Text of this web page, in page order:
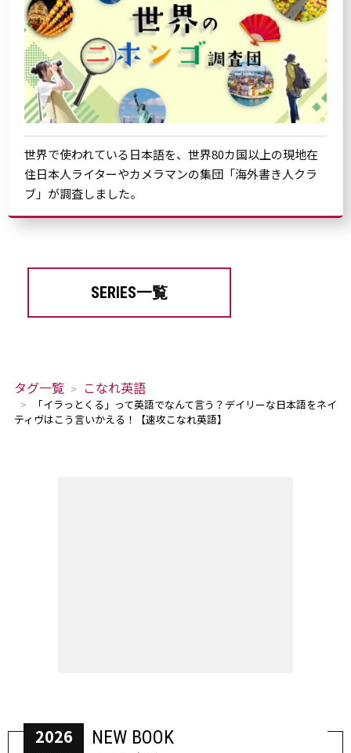
世界で使われている日本語を、世界80カ国以上の現地在
住日本人ライターやカメラマンの集団「海外書き人クラ
ブ」が調査しました。
SERIES一覧
タグ一覧 こなれ英語
「イラっとくる」って英語でなんて言う？デイリーな日本語をネイ
ティヴはこう言いかえる！【速攻こなれ英語】
2026 NEW BOOK